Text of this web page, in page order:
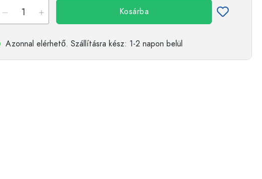
Kosárba
Azonnal elérhető. Szállításra kész: 1-2 napon belül